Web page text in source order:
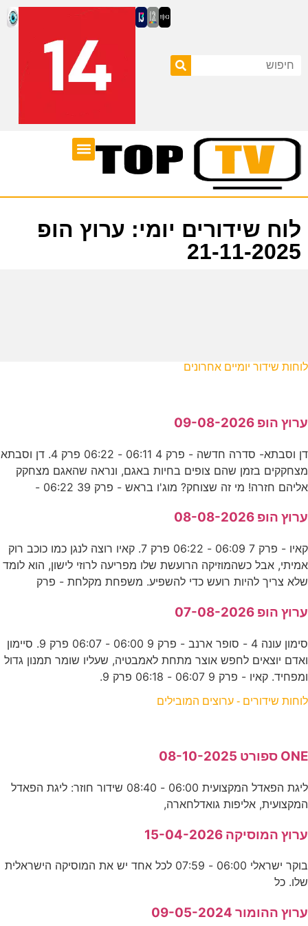
לוח שידורים יומי: ערוץ הופ
21-11-2025
לוחות שידור יומיים אחרונים
ערוץ הופ 09-08-2026
דן וסבתא- סדרה חדשה - פרק 4 06:11 - 06:22 פרק 4. דן וסבתא
מצחקקים בזמן שהם צופים בחיות באגם, ונראה שהאגם מצחקק
אליהם חזרה! מי זה שצוחק? מוג'ו בראש - פרק 39 06:22 -
ערוץ הופ 08-08-2026
קאיו - פרק 7 06:09 - 06:22 פרק 7. קאיו רוצה לנגן כמו כוכב רוק
אמיתי, אבל כשהמוזיקה הרועשת שלו מפריעה לרוזי לישון, הוא לומד
שלא צריך להיות רועש כדי להשפיע. משפחת מקלחת - פרק
ערוץ הופ 07-08-2026
סימון עונה 4 - סופר ארנב - פרק 9 06:00 - 06:07 פרק 9. סיימון
ואדם יוצאים לחפש אוצר מתחת לאמבטיה, שעליו שומר תמנון גדול
ומפחיד. קאיו - פרק 9 06:07 - 06:18 פרק 9.
לוחות שידורים - ערוצים המובילים
ONE ספורט 08-10-2025
ליגת הפאדל המקצועית 06:00 - 08:40 שידור חוזר: ליגת הפאדל
המקצועית, אליפות גואדלחארה,
ערוץ המוסיקה 15-04-2026
בוקר ישראלי 06:00 - 07:59 לכל אחד יש את המוסיקה הישראלית
שלו. כל
ערוץ ההומור 09-05-2024